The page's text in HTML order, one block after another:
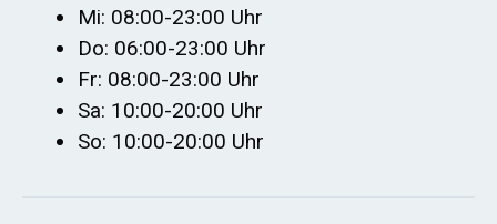
Mi: 08:00-23:00 Uhr
Do: 06:00-23:00 Uhr
Fr: 08:00-23:00 Uhr
Sa: 10:00-20:00 Uhr
So: 10:00-20:00 Uhr